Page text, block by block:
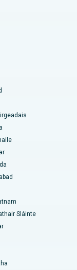
Kakinada
Kolkata
Sláinte